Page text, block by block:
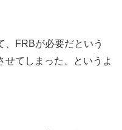
、FRBが必要だという
せてしまった、というよ